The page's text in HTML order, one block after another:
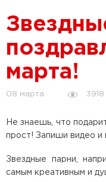
марта!
08 марта 3918
Не знаешь, что
прост! Запиши видео и
Звездные парни,
самым креативным и